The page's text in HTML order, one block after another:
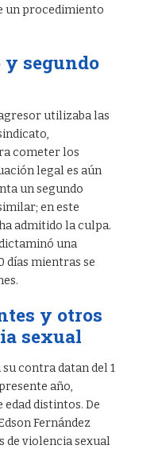
un procedimiento
y segundo
utilizaba las
cometer los
legal es aún
un segundo
en este
admitido la culpa.
una
días mientras se
y otros
sexual
su contra datan del 1
año,
edad distintos. De
Fernández
de violencia sexual